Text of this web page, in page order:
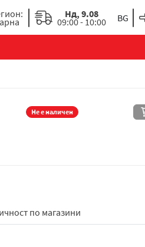
Нд, 9.08
09:00 - 10:00
Не е наличен
по магазини